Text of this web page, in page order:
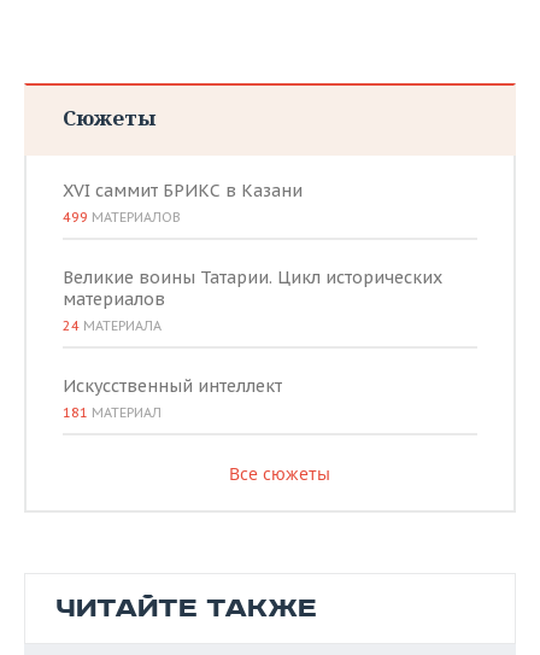
Сюжеты
XVI саммит БРИКС в Казани
499 МАТЕРИАЛОВ
Великие воины Татарии. Цикл исторических
материалов
24 МАТЕРИАЛА
Искусственный интеллект
181 МАТЕРИАЛ
Все сюжеты
ЧИТАЙТЕ ТАКЖЕ